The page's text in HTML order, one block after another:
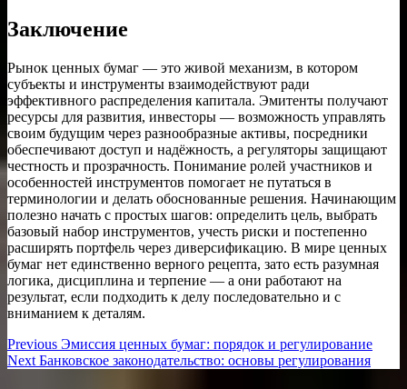
Заключение
Рынок ценных бумаг — это живой механизм, в котором
субъекты и инструменты взаимодействуют ради
эффективного распределения капитала. Эмитенты получают
ресурсы для развития, инвесторы — возможность управлять
своим будущим через разнообразные активы, посредники
обеспечивают доступ и надёжность, а регуляторы защищают
честность и прозрачность. Понимание ролей участников и
особенностей инструментов помогает не путаться в
терминологии и делать обоснованные решения. Начинающим
полезно начать с простых шагов: определить цель, выбрать
базовый набор инструментов, учесть риски и постепенно
расширять портфель через диверсификацию. В мире ценных
бумаг нет единственно верного рецепта, зато есть разумная
логика, дисциплина и терпение — а они работают на
результат, если подходить к делу последовательно и с
вниманием к деталям.
Навигация
по
Previous Previous
post:
Эмиссия ценных бумаг: порядок и регулирование
Next Next
Банковское законодательство: основы регулирования